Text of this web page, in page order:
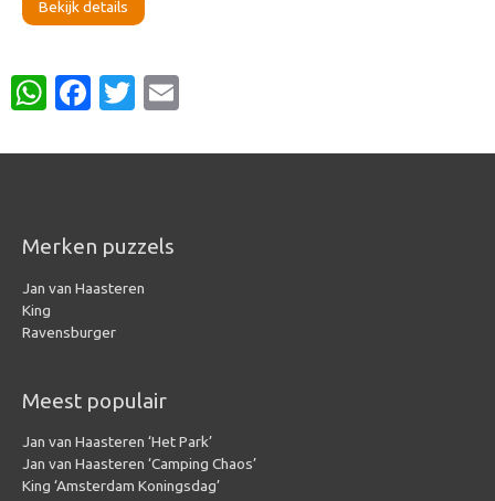
Bekijk details
W
at
A
p
Fa
e
o
o
k
T
it
r
ail
Merken puzzels
Jan van Haasteren
King
Ravensburger
Meest populair
Jan van Haasteren ‘Het Park’
Jan van Haasteren ‘Camping Chaos’
King ‘Amsterdam Koningsdag’